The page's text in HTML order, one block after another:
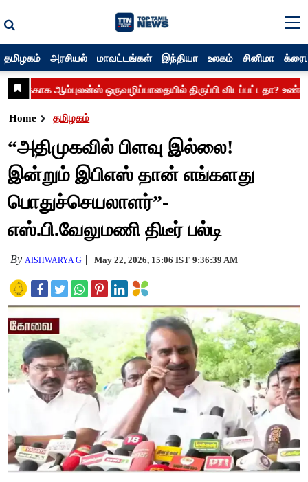
தமிழகம் அரசியல் மாவட்டங்கள் இந்தியா உலகம் சினிமா
Home தமிழகம்
“அதிமுகவில் பிளவு இல்லை!
இன்றும் இபிஎஸ் தான் எங்களது
பொதுச்செயலாளர்”-
எஸ்.பி.வேலுமணி திடீர் பல்டி
By AISHWARYA G May 22, 2026, 15:06 IST 9:36:39 AM